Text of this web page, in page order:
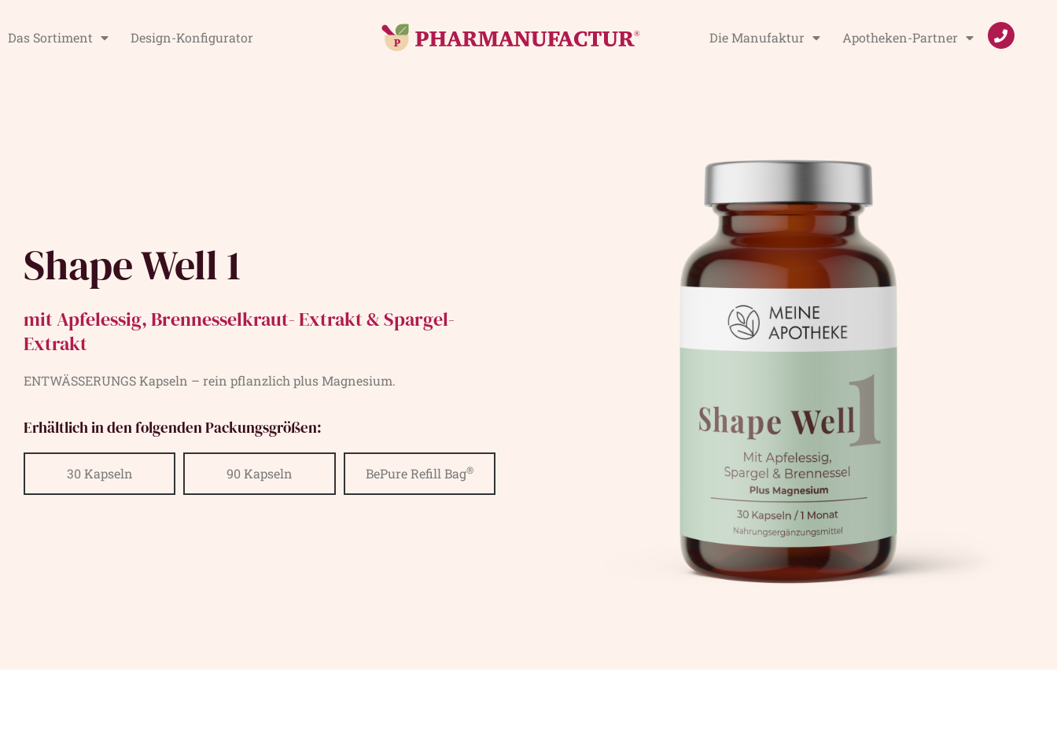
Das Sortiment Design-Konfigurator Die Manufaktur Apotheken-Partner
Shape Well 1
mit Apfelessig, Brennesselkraut- Extrakt & Spargel-
Extrakt
ENTWÄSSERUNGS Kapseln – rein pflanzlich plus Magnesium.
Erhältlich in den folgenden Packungsgrößen:
30 Kapseln 90 Kapseln BePure Refill Bag®